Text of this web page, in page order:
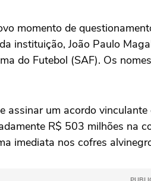
momento de
instituição, João Paulo
do Futebol (SAF). Os
assinar um acordo
R$ 503 milhões na
imediata nos cofres